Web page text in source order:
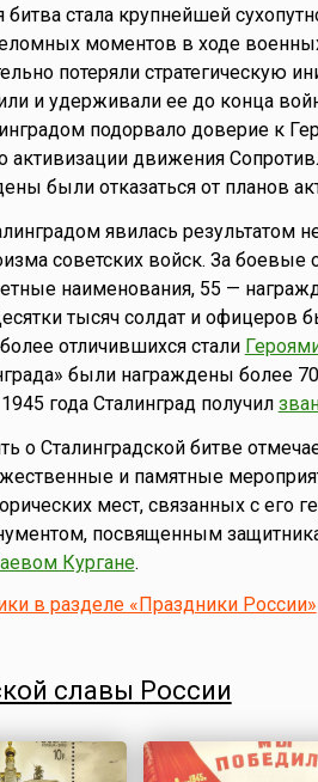
битва стала крупнейшей
моментов в ходе
потеряли стратегическую
и удерживали ее до конца
подорвало доверие к
активизации движения
были отказаться от планов
явилась результатом
советских войск. За
наименования, 55 —
тысяч солдат и офицеров
отличившихся стали
были награждены более
года Сталинград получил
о Сталинградской битве
и памятные
мест, связанных с
посвященным
Кургане.
в разделе «Праздники России»
славы России